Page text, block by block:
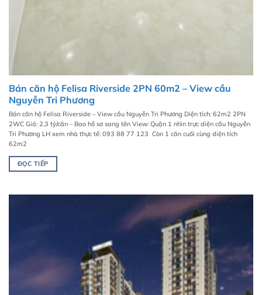
Bán căn hộ Felisa Riverside 2PN 60m2 – View cầu
Nguyễn Tri Phương
Bán căn hộ Felisa Riverside – View cầu Nguyễn Tri Phương Diện tích: 62m2 2PN
2WC Giá: 2,3 tỷ/căn – Bao hồ sơ sang tên View: Quận 1 nhìn trực diện cầu Nguyễn
Tri Phương LH xem nhà thực tế: 093 88 77 123 Còn 1 căn cuối cùng diện tích
62m2
ĐỌC TIẾP